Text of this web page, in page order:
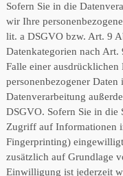
Sofern Sie in die
wir Ihre
lit. a DSGVO bzw. Art. 9
Datenkategorien nach
Falle einer
personenbezogener
Datenverarbeitung
DSGVO. Sofern Sie in die
Zugriff auf Informationen
Fingerprinting)
zusätzlich auf Grundlage
Einwilligung ist jederzeit